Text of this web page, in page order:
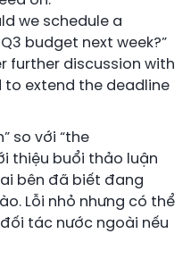
we schedule a
budget next week?”
further discussion with
to extend the deadline
so với “the
thiệu buổi thảo luận
bên đã biết đang
Lỗi nhỏ nhưng có thể
tác nước ngoài nếu